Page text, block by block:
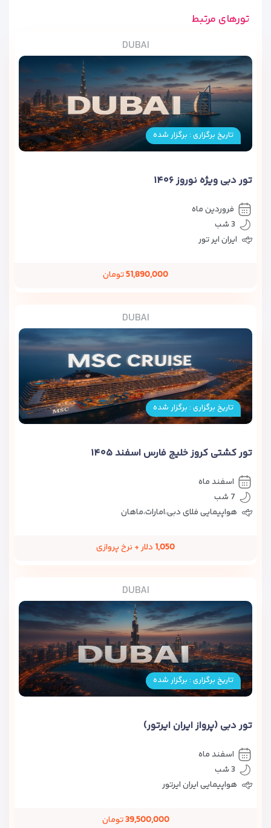
تورهای مرتبط
DUBAI
تاریخ برگزاری : برگزار شده
تور دبی ویژه نوروز ۱۴۰۶
فروردین ماه
3 شب
ایران ایر تور
51,890,000تومان
DUBAI
تاریخ برگزاری : برگزار شده
تور کشتی کروز خلیج فارس اسفند ۱۴۰۵
اسفند ماه
7 شب
هواپیمایی فلای دبی،امارات،ماهان
1,050 دلار + نرخ پروازی
DUBAI
تاریخ برگزاری : برگزار شده
تور دبی (پرواز ایران ایرتور)
اسفند ماه
3 شب
هواپیمایی ایران ایرتور
39,500,000تومان